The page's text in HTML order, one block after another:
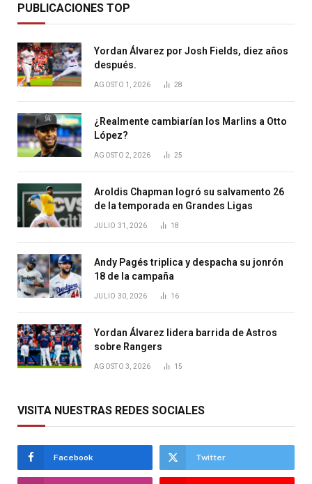
PUBLICACIONES TOP
Yordan Álvarez por Josh Fields, diez años
después.
AGOSTO 1, 2026 28
¿Realmente cambiarían los Marlins a Otto
López?
AGOSTO 2, 2026 25
Aroldis Chapman logró su salvamento 26
de la temporada en Grandes Ligas
JULIO 31, 2026 18
Andy Pagés triplica y despacha su jonrón
18 de la campaña
JULIO 30, 2026 16
Yordan Álvarez lidera barrida de Astros
sobre Rangers
AGOSTO 3, 2026 15
VISITA NUESTRAS REDES SOCIALES
Facebook Twitter